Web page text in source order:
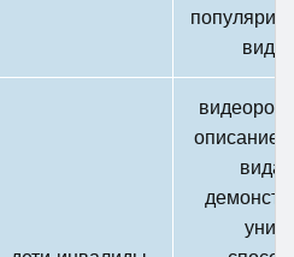
вида
вида